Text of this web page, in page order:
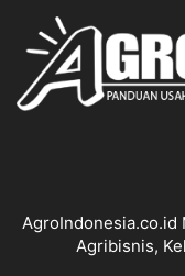
AgroIndonesia.co.id
Agribisnis,